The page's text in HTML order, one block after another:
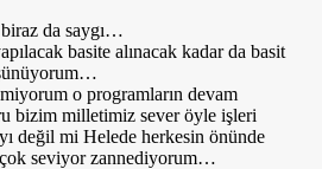
da saygı…
basite alınacak kadar da basit
o programların devam
bizim milletimiz sever öyle işleri
değil mi Helede herkesin önünde
çok seviyor zannediyorum…